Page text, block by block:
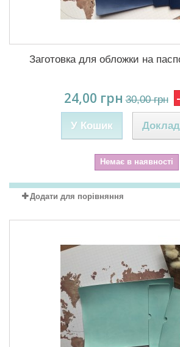
Заготовка для обложки на
24,00 грн 30,00 грн
У Кошик
Немає в наявності
Додати для порівняння